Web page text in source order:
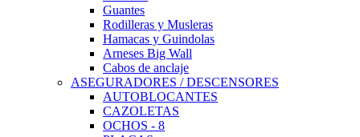
Guantes
Rodilleras y Musleras
Hamacas y Guindolas
Arneses Big Wall
Cabos de anclaje
ASEGURADORES / DESCENSORES
AUTOBLOCANTES
CAZOLETAS
OCHOS - 8